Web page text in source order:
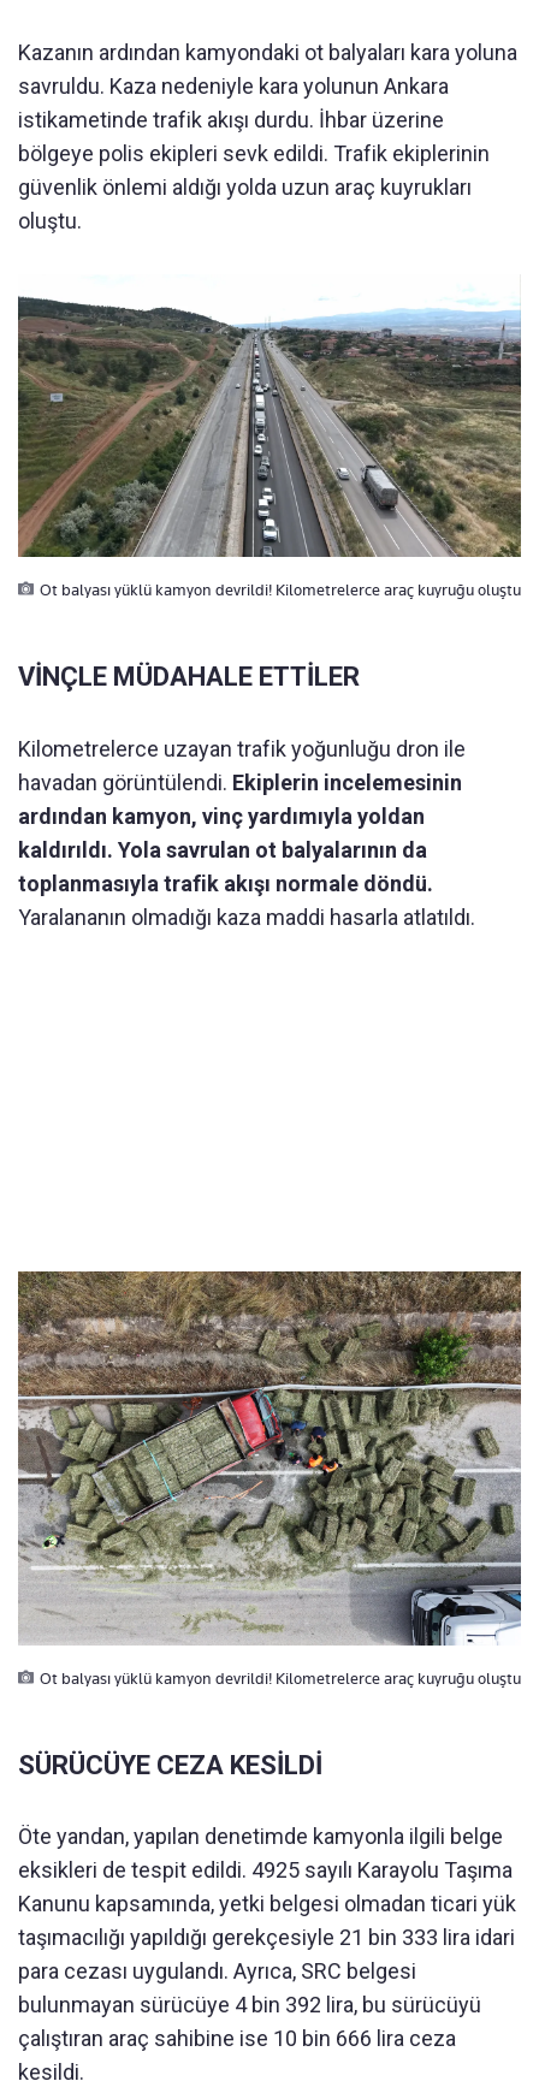
Kazanın ardından kamyondaki ot balyaları kara yoluna
savruldu. Kaza nedeniyle kara yolunun Ankara
istikametinde trafik akışı durdu. İhbar üzerine
bölgeye polis ekipleri sevk edildi. Trafik ekiplerinin
güvenlik önlemi aldığı yolda uzun araç kuyrukları
oluştu.
Ot balyası yüklü kamyon devrildi! Kilometrelerce araç kuyruğu oluştu
VİNÇLE MÜDAHALE ETTİLER
Kilometrelerce uzayan trafik yoğunluğu dron ile
havadan görüntülendi. Ekiplerin incelemesinin
ardından kamyon, vinç yardımıyla yoldan
kaldırıldı. Yola savrulan ot balyalarının da
toplanmasıyla trafik akışı normale döndü.
Yaralananın olmadığı kaza maddi hasarla atlatıldı.
Ot balyası yüklü kamyon devrildi! Kilometrelerce araç kuyruğu oluştu
SÜRÜCÜYE CEZA KESİLDİ
Öte yandan, yapılan denetimde kamyonla ilgili belge
eksikleri de tespit edildi. 4925 sayılı Karayolu Taşıma
Kanunu kapsamında, yetki belgesi olmadan ticari yük
taşımacılığı yapıldığı gerekçesiyle 21 bin 333 lira idari
para cezası uygulandı. Ayrıca, SRC belgesi
bulunmayan sürücüye 4 bin 392 lira, bu sürücüyü
çalıştıran araç sahibine ise 10 bin 666 lira ceza
kesildi.